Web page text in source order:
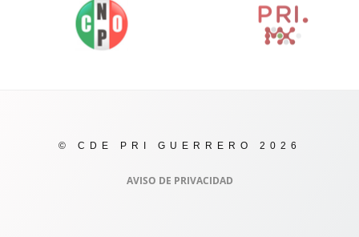
© CDE PRI GUERRERO 2026
AVISO DE PRIVACIDAD